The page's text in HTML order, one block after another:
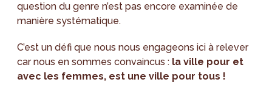
question du genre n’est pas encore examinée de
manière systématique.
C’est un défi que nous nous engageons ici à relever
car nous en sommes convaincus : la ville pour et
avec les femmes, est une ville pour tous !